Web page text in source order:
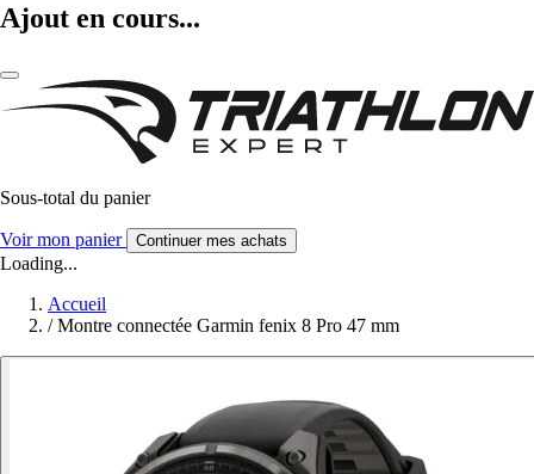
Ajout en cours...
Sous-total du panier
Voir mon panier Continuer mes achats
Loading...
Accueil
/ Montre connectée Garmin fenix 8 Pro 47 mm